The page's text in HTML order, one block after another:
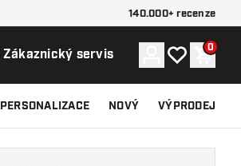
140.000+ recenze
Zákaznický servis ÚčetMůj seznam
0
PERSONALIZACE NOVÝ VÝPRODEJ